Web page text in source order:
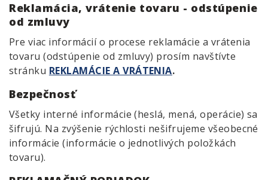
Reklamácia, vrátenie tovaru - odstúpenie
od zmluvy
Pre viac informácií o procese reklamácie a vrátenia
tovaru (odstúpenie od zmluvy) prosím navštívte
stránku REKLAMÁCIE A VRÁTENIA.
Bezpečnosť
Všetky interné informácie (heslá, mená, operácie) sa
šifrujú. Na zvýšenie rýchlosti nešifrujeme všeobecné
informácie (informácie o jednotlivých položkách
tovaru).